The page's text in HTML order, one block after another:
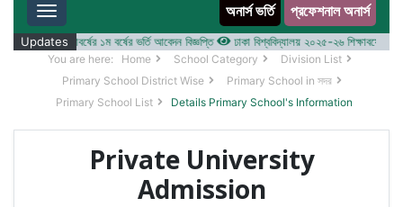
Toggle navigation অনার্স ভর্তি প্রফেশনাল অনার্স
Updates
২০২৫-২৬ শিক্ষাবর্ষের ১ম বর্ষের ভর্তি আবেদন বিজ্ঞপ্তি ঢাকা বিশ্ববিদ্যালয় ২০২৫-২৬ শিক্ষাবর্ষে
You are here: Home School Category
Division List
Primary School District Wise
Primary School in সদর
Primary School List
Details Primary School's Information
Private University
Admission